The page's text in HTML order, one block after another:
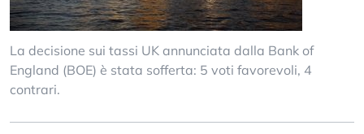
La decisione sui tassi UK annunciata dalla Bank of
England (BOE) è stata sofferta: 5 voti favorevoli, 4
contrari.